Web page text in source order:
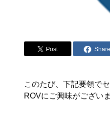
Post
このたび、下記要領で
ROVにご興味がござい